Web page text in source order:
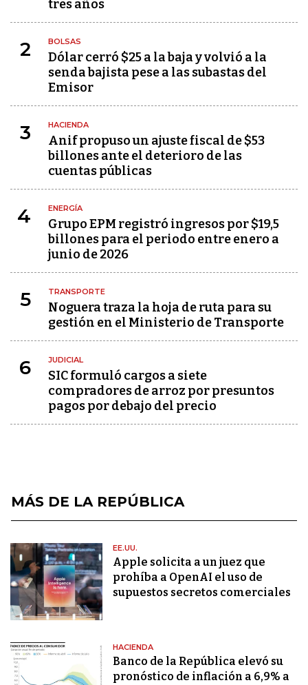
tres años
2 BOLSAS
Dólar cerró $25 a la baja y volvió a la
senda bajista pese a las subastas del
Emisor
3 HACIENDA
Anif propuso un ajuste fiscal de $53
billones ante el deterioro de las
cuentas públicas
4 ENERGÍA
Grupo EPM registró ingresos por $19,5
billones para el periodo entre enero a
junio de 2026
5 TRANSPORTE
Noguera traza la hoja de ruta para su
gestión en el Ministerio de Transporte
6 JUDICIAL
SIC formuló cargos a siete
compradores de arroz por presuntos
pagos por debajo del precio
MÁS DE LA REPÚBLICA
EE.UU.
Apple solicita a un juez que
prohíba a OpenAI el uso de
supuestos secretos comerciales
HACIENDA
Banco de la República elevó su
pronóstico de inflación a 6,9% a